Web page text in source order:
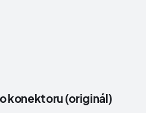
konektoru (originál)